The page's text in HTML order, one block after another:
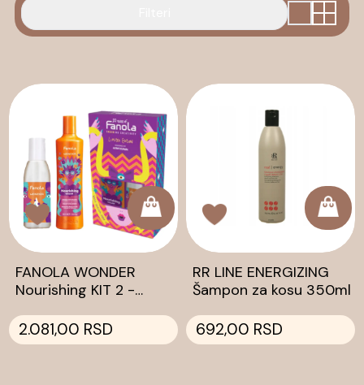
FANOLA WONDER
Nourishing KIT 2 -
2.081,00 RSD
RR LINE ENERGIZING
Šampon za kosu 350ml
692,00 RSD